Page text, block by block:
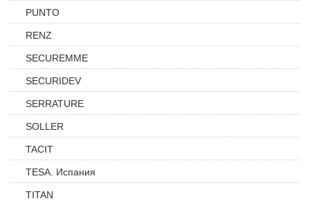
PUNTO
RENZ
SECUREMME
SECURIDEV
SERRATURE
SOLLER
TACIT
TESA. Испания
TITAN